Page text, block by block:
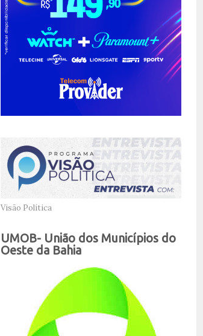
Visão Política
UMOB- União dos Municípios do
Oeste da Bahia